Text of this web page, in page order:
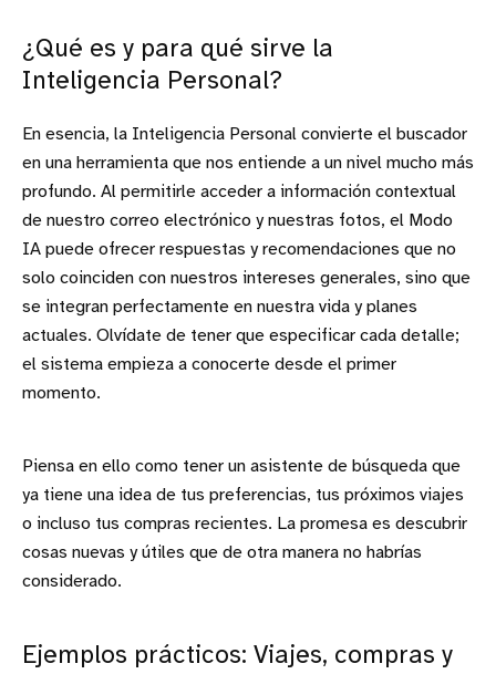
¿Qué es y para qué sirve la
Inteligencia Personal?
En esencia, la Inteligencia Personal convierte el buscador
en una herramienta que nos entiende a un nivel mucho más
profundo. Al permitirle acceder a información contextual
de nuestro correo electrónico y nuestras fotos, el Modo
IA puede ofrecer respuestas y recomendaciones que no
solo coinciden con nuestros intereses generales, sino que
se integran perfectamente en nuestra vida y planes
actuales. Olvídate de tener que especificar cada detalle;
el sistema empieza a conocerte desde el primer
momento.
Piensa en ello como tener un asistente de búsqueda que
ya tiene una idea de tus preferencias, tus próximos viajes
o incluso tus compras recientes. La promesa es descubrir
cosas nuevas y útiles que de otra manera no habrías
considerado.
Ejemplos prácticos: Viajes, compras y